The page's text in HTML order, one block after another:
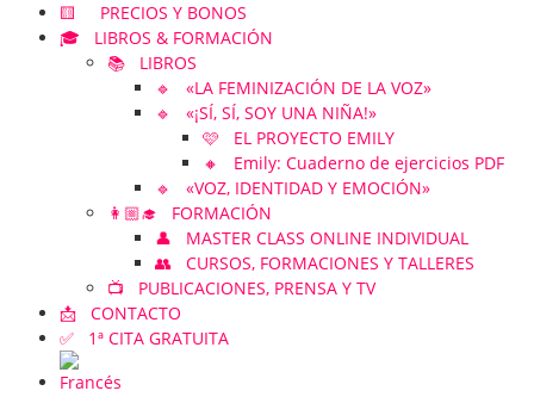
🟨 PRECIOS Y BONOS
🎓 LIBROS & FORMACIÓN
📚 LIBROS
🔹 «LA FEMINIZACIÓN DE LA VOZ»
🔹 «¡SÍ, SÍ, SOY UNA NIÑA!»
🩷 EL PROYECTO EMILY
🔸 Emily: Cuaderno de ejercicios PDF
🔹 «VOZ, IDENTIDAD Y EMOCIÓN»
👩🏼‍🎓 FORMACIÓN
👤 MASTER CLASS ONLINE INDIVIDUAL
👥 CURSOS, FORMACIONES Y TALLERES
📺 PUBLICACIONES, PRENSA Y TV
📩 CONTACTO
✅ 1ª CITA GRATUITA